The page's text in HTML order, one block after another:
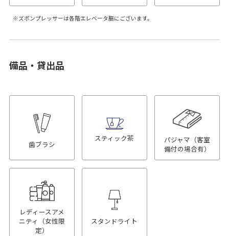
ズボンプレッサーは各階エレベータ脇にございます。
備品・貸出品
歯ブラシ
スティック茶
パジャマ（客室
備付の場合有）
レディースアメ
ニティ（女性限
定）
スタンドライト